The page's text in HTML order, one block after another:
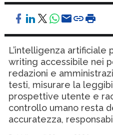
L’intelligenza artificiale
writing accessibile nei
redazioni e
testi, misurare la
prospettive utente e
controllo umano resta
accuratezza,